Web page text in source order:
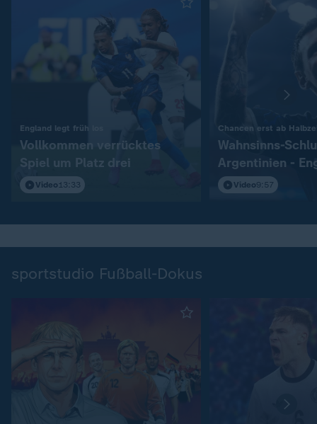
England legt früh los
Vollkommen verrücktes
Spiel um Platz drei
Video 13:33
Chancen erst ab
Wahnsinns-
Argentinien -
Video9:57
sportstudio Fußball-Dokus